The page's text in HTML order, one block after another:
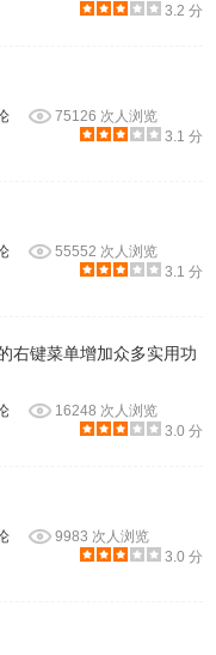
。
3.2 分
75126 次人浏览
3.1 分
55552 次人浏览
3.1 分
右键菜单增加众多实用功
16248 次人浏览
3.0 分
9983 次人浏览
3.0 分